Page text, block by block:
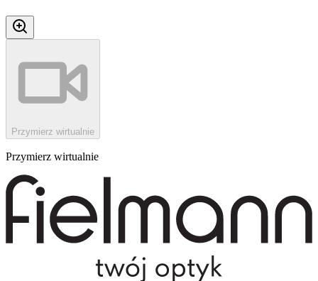
Przymierz wirtualnie
Przymierz wirtualnie